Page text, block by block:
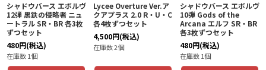
シャドウバース エボルヴ
12弾 黒鉄の侵略者 ニュ
ートラル SR・BR 各3枚
ずつセット
480円(税込)
在庫数 1個
Lycee Overture Ver.ア
クアプラス 2.0 R・U・C
各4枚ずつセット
4,500円(税込)
在庫数 2個
シャドウバース エボルヴ
10弾 Gods of the
Arcana エルフ SR・BR
各3枚ずつセット
480円(税込)
在庫数 1個